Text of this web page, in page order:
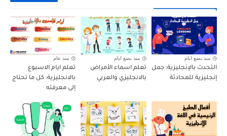
منذ بضع ايام
التحدث بالإنجليزية: جمل
إنجليزية للمحادثة
منذ بضع ايام
تعلم اسماء الأمراض
بالانجليزي والعربي
منذ عام
تعلم ايام الاسبوع
بالانجليزية: كل ما تحتاج
إلى معرفته